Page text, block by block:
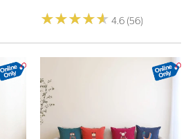
★★★★★
★★★★★ 4.6 (56)